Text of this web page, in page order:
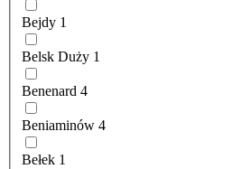
Bejdy 1
Belsk Duży 1
Benenard 4
Beniaminów 4
Bełek 1